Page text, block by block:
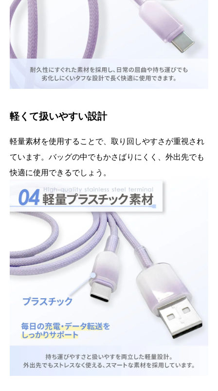
軽くて扱いやすい設計
軽量素材を使用することで、取り回しやすさが重視され
ています。バッグの中でもかさばりにくく、外出先でも
快適に使用できるでしょう。